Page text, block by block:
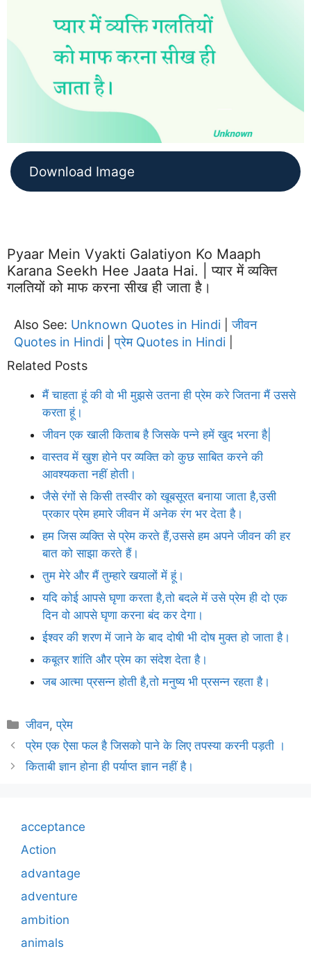
Download Image
Pyaar Mein Vyakti Galatiyon Ko Maaph
Karana Seekh Hee Jaata Hai. | प्यार में व्यक्ति
गलतियों को माफ करना सीख ही जाता है।
Also See: Unknown Quotes in Hindi |जीवन
Quotes in Hindi |प्रेम Quotes in Hindi
Related Posts
मैं चाहता हूं की वो भी मुझसे उतना ही प्रेम करे जितना मैं उससे
करता हूं।
जीवन एक खाली किताब है जिसके पन्ने हमें खुद भरना है|
वास्तव में खुश होने पर व्यक्ति को कुछ साबित करने की
आवश्यकता नहीं होती।
जैसे रंगों से किसी तस्वीर को खूबसूरत बनाया जाता है,उसी
प्रकार प्रेम हमारे जीवन में अनेक रंग भर देता है।
हम जिस व्यक्ति से प्रेम करते हैं,उससे हम अपने जीवन की हर
बात को साझा करते हैं।
तुम मेरे और मैं तुम्हारे खयालों में हूं।
यदि कोई आपसे घृणा करता है,तो बदले में उसे प्रेम ही दो एक
दिन वो आपसे घृणा करना बंद कर देगा।
ईश्वर की शरण में जाने के बाद दोषी भी दोष मुक्त हो जाता है।
कबूतर शांति और प्रेम का संदेश देता है।
जब आत्मा प्रसन्न होती है,तो मनुष्य भी प्रसन्न रहता है।
Categories
जीवन,प्रेम
प्रेम एक ऐसा फल है जिसको पाने के लिए तपस्या करनी पड़ती ।
किताबी ज्ञान होना ही पर्याप्त ज्ञान नहीं है।
acceptance
Action
advantage
adventure
ambition
animals